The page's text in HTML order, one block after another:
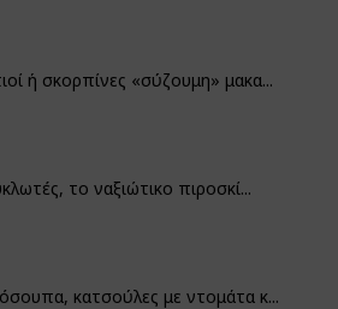
ή σκορπίνες «σύζουμη» μακα...
το ναξιώτικο πιροσκί...
κατσούλες με ντομάτα κ...